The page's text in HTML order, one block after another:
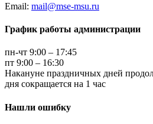
Email: mail@mse-msu.ru
График работы администрации
пн-чт 9:00 – 17:45
пт 9:00 – 16:30
Накануне праздничных дней
дня сокращается на 1 час
Нашли ошибку